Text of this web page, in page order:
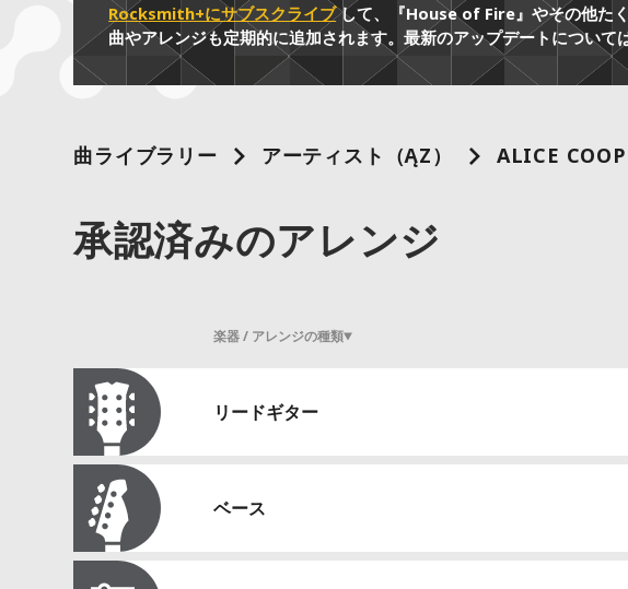
Rocksmith+にサブスクライブして、『House of Fire』やその他た
曲やアレンジも定期的に追加されます。最新のアップデートについ
曲ライブラリー アーティスト（A～Z） ALICE
承認済みのアレンジ
楽器 / アレンジの種類
リードギター
ベース